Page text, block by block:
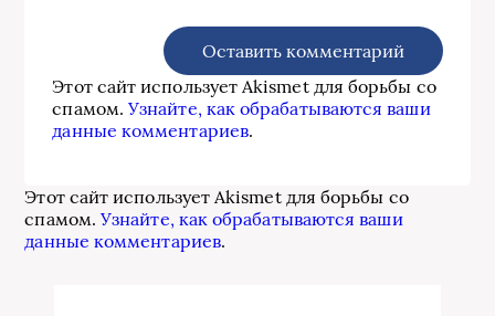
Этот сайт использует Akismet для борьбы со
спамом.Узнайте, как обрабатываются ваши
данные комментариев.
Этот сайт использует Akismet для борьбы со
спамом.Узнайте, как обрабатываются ваши
данные комментариев.